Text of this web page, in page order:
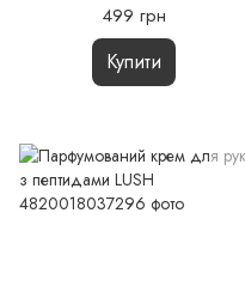
499 грн
Купити